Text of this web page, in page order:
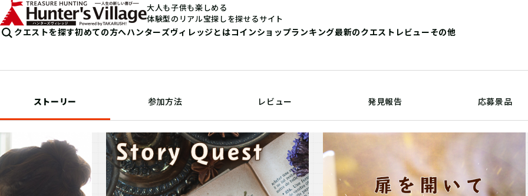
大人も子供も楽しめる
体験型のリアル宝探しを探せるサイト
クエストを探す初めての方へハンターズヴィレッジとはコインショップランキング最新のクエストレビューその他
ストーリー 参加方法 レビュー 発見報告 応募景品